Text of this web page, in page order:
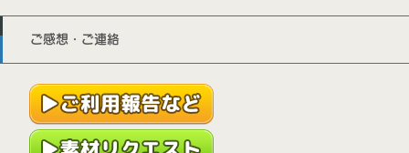
ご感想・ご連絡